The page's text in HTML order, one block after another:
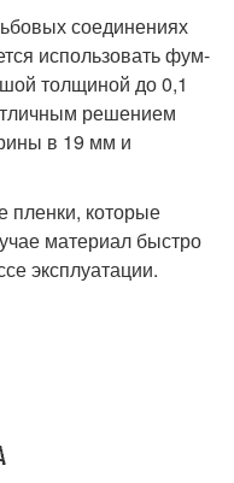
соединениях
использовать фум-
толщиной до 0,1
решением
в 19 мм и
пленки, которые
материал быстро
эксплуатации.